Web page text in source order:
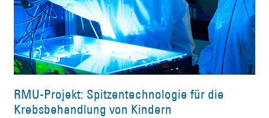
RMU-Projekt: Spitzentechnologie für die
Krebsbehandlung von Kindern